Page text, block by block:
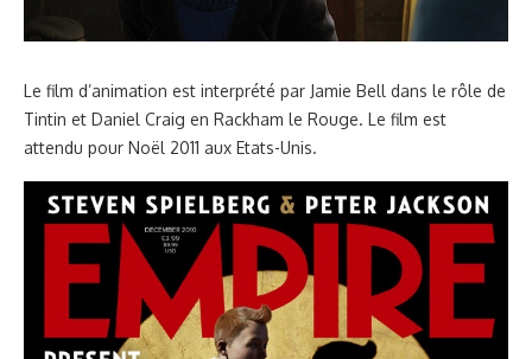
Le film d’animation est interprété par Jamie Bell dans le rôle de
Tintin et Daniel Craig en Rackham le Rouge. Le film est
attendu pour Noël 2011 aux Etats-Unis.